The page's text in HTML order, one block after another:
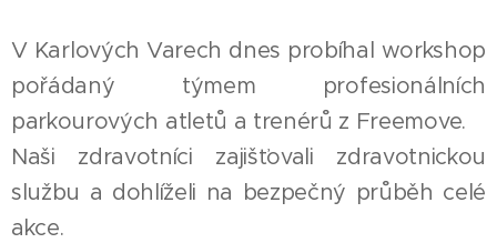
V Karlových Varech dnes probíhal workshop
pořádaný týmem profesionálních
parkourových atletů a trenérů z Freemove.
Naši zdravotníci zajišťovali zdravotnickou
službu a dohlíželi na bezpečný průběh celé
akce.